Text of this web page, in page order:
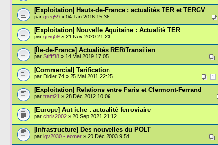
[Exploitation] Hauts-de-France : actualités TER et TERGV
par greg59 » 04 Jan 2016 15:36
[Exploitation] Nouvelle Aquitaine : Actualité TER
par greg59 » 21 Nov 2020 21:23
[Île-de-France] Actualités RER/Transilien
par Stifff38 » 14 Mai 2019 17:05
[Commercial] Tarification
1
par Didier 74 » 25 Mai 2011 22:25
[Exploitation] Relations entre Paris et Clermont-Ferrand
par tram21 » 28 Déc 2012 10:06
[Europe] Autriche : actualité ferroviaire
par chris2002 » 20 Sep 2021 21:12
[Infrastructure] Des nouvelles du POLT
par lgv2030 - eomer » 20 Déc 2003 9:54